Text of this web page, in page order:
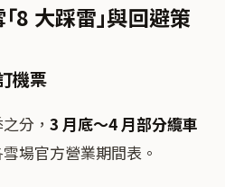
8 大踩雷」與回避策
機票
分， 3 月底〜4 月部分纜車
場官方營業期間表。